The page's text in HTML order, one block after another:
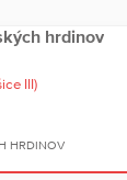
hrdinov
III)
HRDINOV